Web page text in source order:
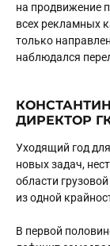
на продвижение
всех рекламных
только
наблюдался
ДИРЕКТОР
Уходящий год
новых задач,
области
из одной
В первой